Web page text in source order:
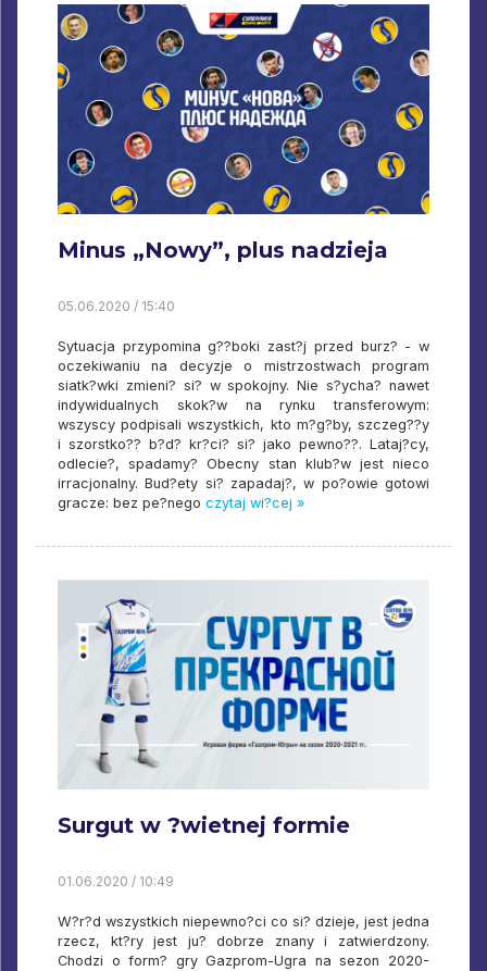
Minus „Nowy”, plus nadzieja
05.06.2020 / 15:40
Sytuacja przypomina g??boki zast?j przed burz? - w
oczekiwaniu na decyzje o mistrzostwach program
siatk?wki zmieni? si? w spokojny. Nie s?ycha? nawet
indywidualnych skok?w na rynku transferowym:
wszyscy podpisali wszystkich, kto m?g?by, szczeg??y
i szorstko?? b?d? kr?ci? si? jako pewno??. Lataj?cy,
odlecie?, spadamy? Obecny stan klub?w jest nieco
irracjonalny. Bud?ety si? zapadaj?, w po?owie gotowi
gracze: bez pe?nego czytaj wi?cej »
Surgut w ?wietnej formie
01.06.2020 / 10:49
W?r?d wszystkich niepewno?ci co si? dzieje, jest jedna
rzecz, kt?ry jest ju? dobrze znany i zatwierdzony.
Chodzi o form? gry Gazprom-Ugra na sezon 2020-